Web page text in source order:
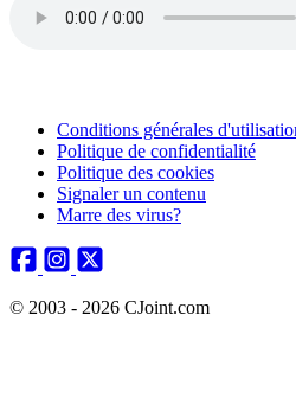
Conditions générales
Politique de confidentialité
Politique des cookies
Signaler un contenu
Marre des virus?
© 2003 - 2026 CJoint.com